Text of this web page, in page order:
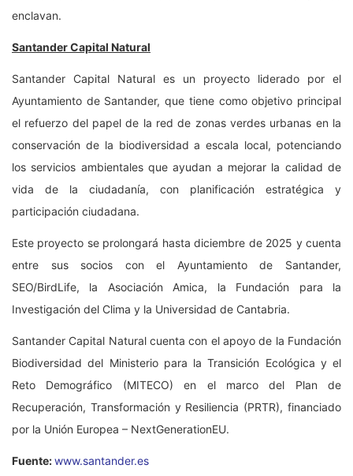
enclavan.
Santander Capital Natural
Santander Capital Natural es un proyecto liderado por el
Ayuntamiento de Santander, que tiene como objetivo principal
el refuerzo del papel de la red de zonas verdes urbanas en la
conservación de la biodiversidad a escala local, potenciando
los servicios ambientales que ayudan a mejorar la calidad de
vida de la ciudadanía, con planificación estratégica y
participación ciudadana.
Este proyecto se prolongará hasta diciembre de 2025 y cuenta
entre sus socios con el Ayuntamiento de Santander,
SEO/BirdLife, la Asociación Amica, la Fundación para la
Investigación del Clima y la Universidad de Cantabria.
Santander Capital Natural cuenta con el apoyo de la Fundación
Biodiversidad del Ministerio para la Transición Ecológica y el
Reto Demográfico (MITECO) en el marco del Plan de
Recuperación, Transformación y Resiliencia (PRTR), financiado
por la Unión Europea – NextGenerationEU.
Fuente:www.santander.es